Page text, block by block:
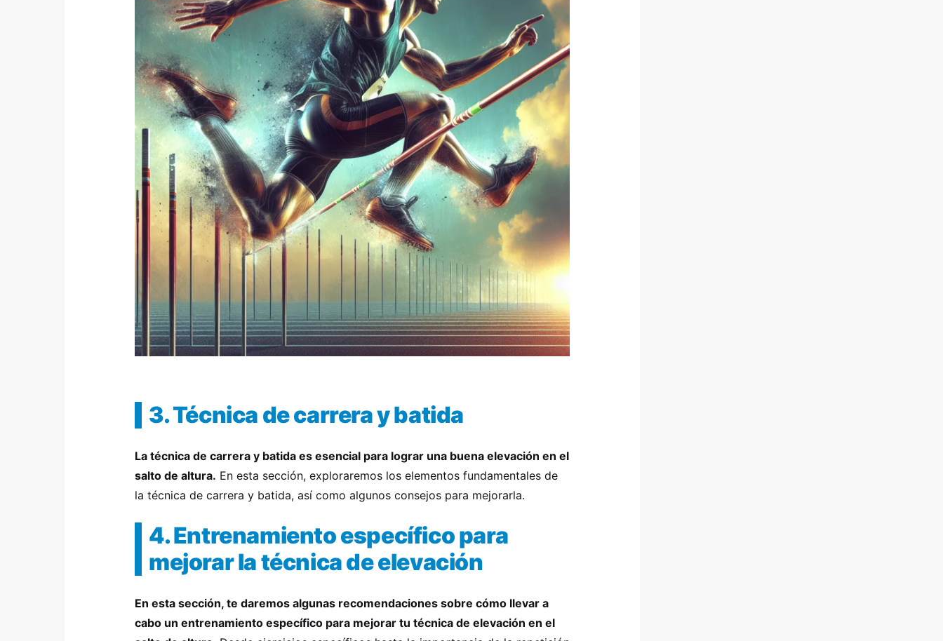
3. Técnica de carrera y batida
La técnica de carrera y batida es esencial para lograr una buena elevación en el
salto de altura. En esta sección, exploraremos los elementos fundamentales de
la técnica de carrera y batida, así como algunos consejos para mejorarla.
4. Entrenamiento específico para
mejorar la técnica de elevación
En esta sección, te daremos algunas recomendaciones sobre cómo llevar a
cabo un entrenamiento específico para mejorar tu técnica de elevación en el